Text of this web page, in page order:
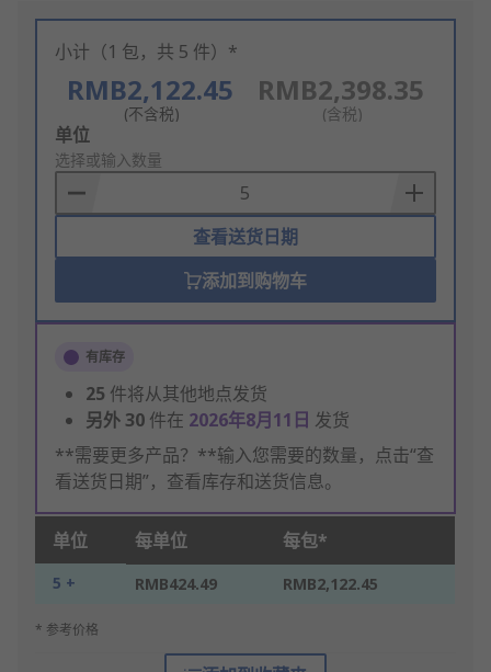
小计（1 包，共 5 件）*
RMB2,122.45
(不含税)
RMB2,398.35
(含税)
Add
to
Basket
单位
选择或输入数量
查看送货日期
添加到购物车
有库存
25 件将从其他地点发货
另外30 件在 2026年8月11日 发货
**需要更多产品？**输入您需要的数量，点击“查
看送货日期”，查看库存和送货信息。
单位 每单位 每包*
5 + RMB424.49 RMB2,122.45
* 参考价格